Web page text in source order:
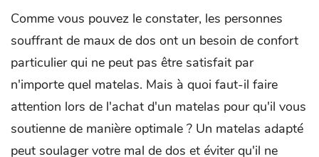
Comme vous pouvez le constater, les personnes
souffrant de maux de dos ont un besoin de confort
particulier qui ne peut pas être satisfait par
n'importe quel matelas. Mais à quoi faut-il faire
attention lors de l'achat d'un matelas pour qu'il vous
soutienne de manière optimale ? Un matelas adapté
peut soulager votre mal de dos et éviter qu'il ne